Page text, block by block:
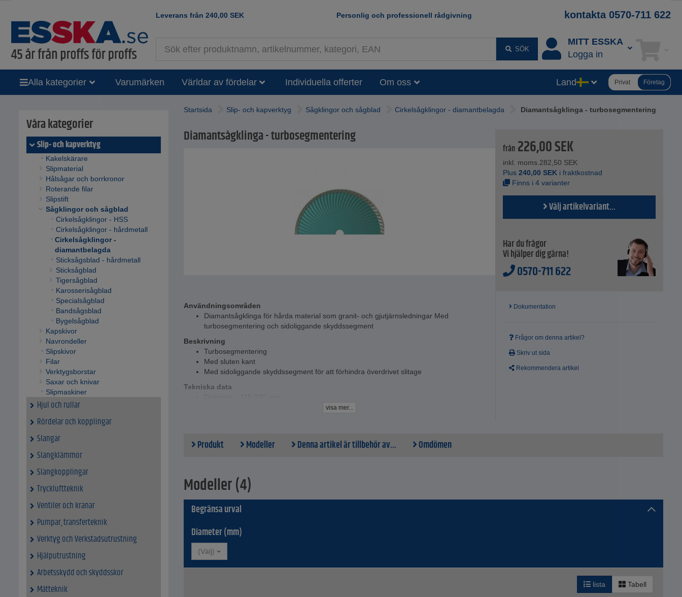
Leverans från 240,00 SEK Personlig och professionell rådgivning kontakta 0570-711 622
SÖK
MITT ESSKA
Logga in
Alla kategorier Varumärken Världar av fördelar Individuella offerter Om oss Land Privat Företag
Våra kategorier
Slip- och kapverktyg
Kakelskärare
Slipmaterial
Hålsågar och borrkronor
Roterande filar
Slipstift
Sågklingor och sågblad
Cirkelsågklingor - HSS
Cirkelsågklingor - hårdmetall
Cirkelsågklingor -
diamantbelagda
Sticksågsblad - hårdmetall
Sticksågblad
Tigersågblad
Karosserisågblad
Specialsågblad
Bandsågsblad
Bygelsågblad
Kapskivor
Navrondeller
Slipskivor
Filar
Verktygsborstar
Saxar och knivar
Slipmaskiner
Hjul och rullar
Rördelar och kopplingar
Slangar
Slangklämmor
Slangkopplingar
Tryckluftteknik
Ventiler och kranar
Pumpar, transferteknik
Verktyg och Verkstadsutrustning
Hjälputrustning
Arbetsskydd och skyddsskor
Mätteknik
Startsida Slip- och kapverktyg Sågklingor och sågblad Cirkelsågklingor - diamantbelagda Diamantsågklinga - turbosegmentering
Diamantsågklinga - turbosegmentering
Användningsområden
Diamantsågklinga för hårda material som granit- och gjutjärnsledningar Med
turbosegmentering och sidoliggande skyddssegment
Beskrivning
Turbosegmentering
Med sluten kant
Med sidoliggande skyddssegment för att förhindra överdrivet slitage
Tekniska data
visa mer...
från 226,00SEK
inkl. moms. 282,50 SEK
Plus240,00 SEK i fraktkostnad
Finns i 4 varianter
Välj artikelvariant...
Har du frågor
Vi hjälper dig gärna!
0570-711 622
Dokumentation
Frågor om denna artikel?
Skriv ut sida
Rekommendera artikel
Produkt Modeller Denna artikel är tillbehör av... Omdömen
Modeller (4)
Begränsa urval
Diameter (mm)
(Välj)
lista Tabell